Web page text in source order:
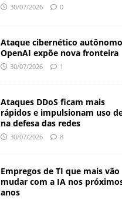
30/07/2026 0
Ataque cibernético
OpenAI expõe nova fronteira
30/07/2026 1
Ataques DDoS ficam mais
rápidos e impulsionam uso
na defesa das redes
30/07/2026 8
Empregos de TI que mais vão
mudar com a IA nos
anos